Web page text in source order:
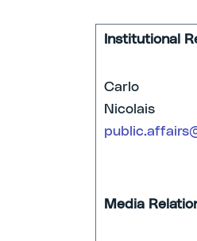
Institutional
Carlo
Media